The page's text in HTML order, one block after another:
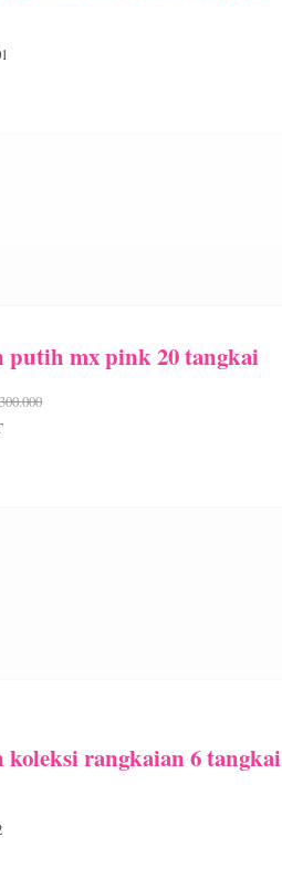
putih mx pink 20 tangkai
rangkaian 6 tangkai